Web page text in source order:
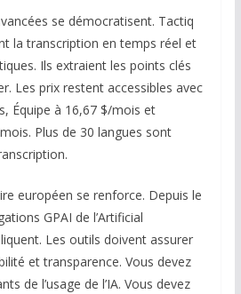
se démocratisent. Tactiq
la transcription en temps réel et
Ils extraient les points clés
Les prix restent accessibles avec
Équipe à 16,67 $/mois et
Plus de 30 langues sont
européen se renforce. Depuis le
GPAI de l’Artificial
Les outils doivent assurer
et transparence. Vous devez
de l’usage de l’IA. Vous devez